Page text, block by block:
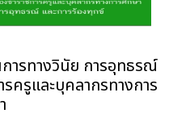
ารทางวินัย การอุทธรณ์
ครูและบุคลากรทางการ